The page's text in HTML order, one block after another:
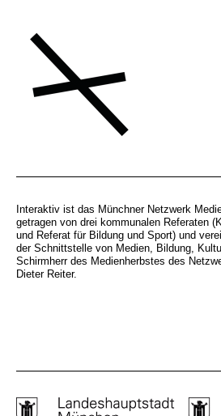
Interaktiv ist das Münchner Netzwerk
getragen von drei kommunalen Referaten
und Referat für Bildung und Sport) und
der Schnittstelle von Medien, Bildung,
Schirmherr des Medienherbstes des
Dieter Reiter.